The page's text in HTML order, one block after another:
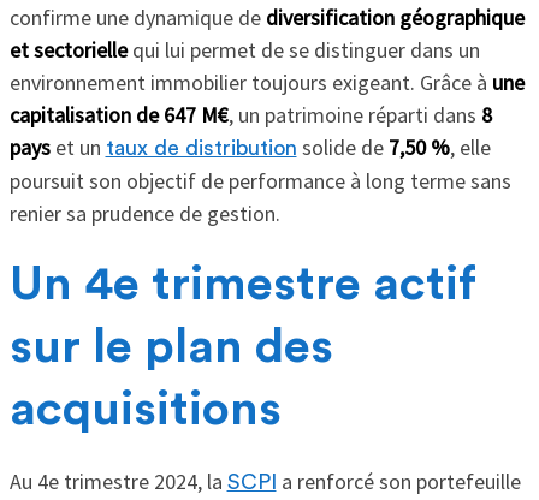
confirme une dynamique de diversification géographique
et sectoriellequi lui permet de se distinguer dans un
environnement immobilier toujours exigeant. Grâce à une
capitalisation de 647 M€, un patrimoine réparti dans 8
payset un taux de distribution solide de 7,50 %, elle
poursuit son objectif de performance à long terme sans
renier sa prudence de gestion.
Un 4e trimestre actif
sur le plan des
acquisitions
Au 4e trimestre 2024, la SCPI a renforcé son portefeuille